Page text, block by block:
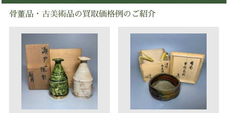
骨董品・古美術品の買取価格例のご紹介